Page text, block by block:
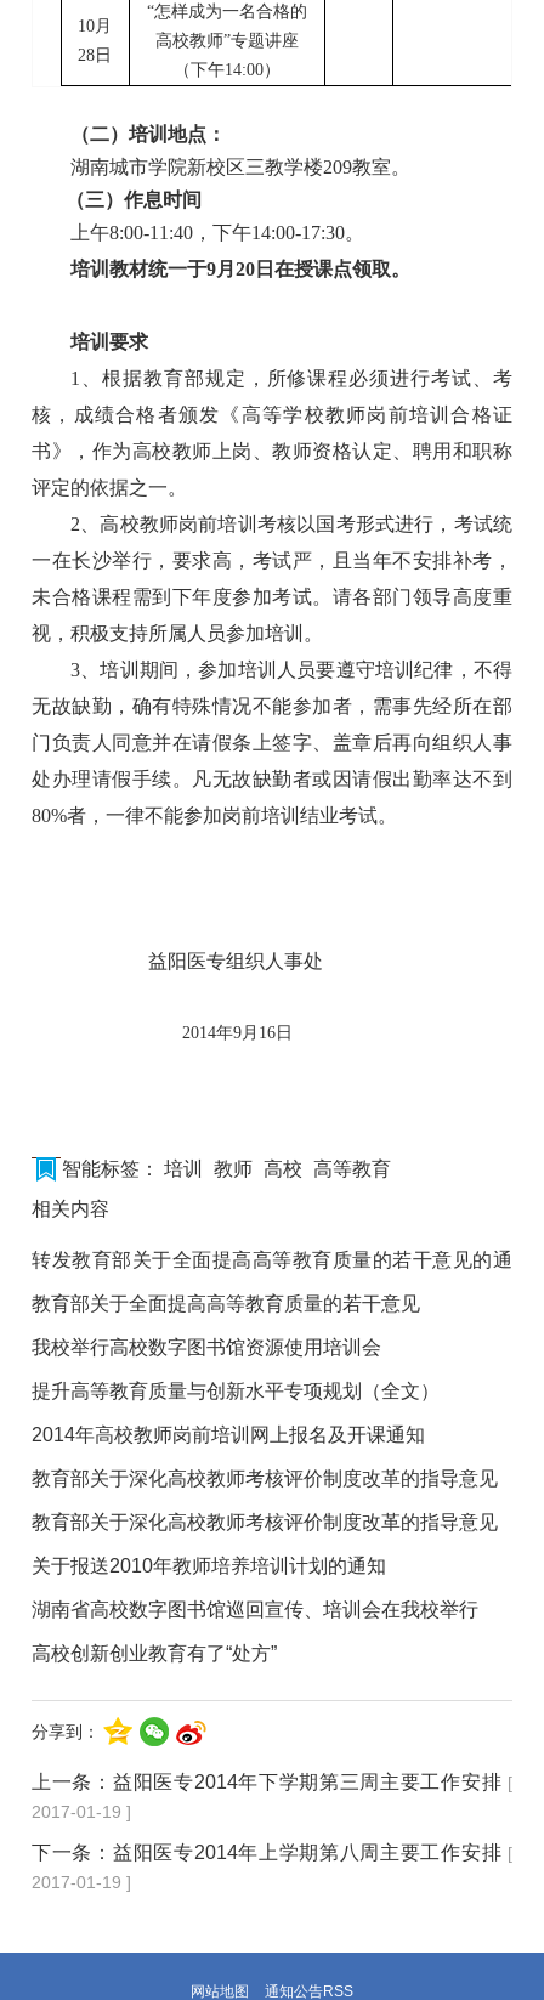
10 月
28日
“怎样成为一名合格的
高校教师”专题讲座
（下午14:00）
（二）培训地点：
湖南城市学院新校区三教学楼209教室。
（三）作息时间
上午8:00-11:40 ，下午14:00-17:30。
培训教材统一于9月20 日在授课点领取。
培训要求
1
、根据教育部规定，所修课程必须进行考试、考
核，成绩合格者颁发《高等学校教师岗前培训合格证
书》，作为高校教师上岗、教师资格认定、聘用和职称
评定的依据之一。
2 、高校教师岗前培训考核以国考形式进行，考试统
一在长沙举行，要求高，考试严，且当年不安排补考，
未合格课程需到下年度参加考试。请各部门领导高度重
视，积极支持所属人员参加培训。
3 、培训期间，参加培训人员要遵守培训纪律，不得
无故缺勤，确有特殊情况不能参加者，需事先经所在部
门负责人同意并在请假条上签字、盖章后再向组织人事
处办理请假手续。凡无故缺勤者或因请假出勤率达不到
80%者，一律不能参加岗前培训结业考试。
益阳医专组织人事处
2014年9月16日
智能标签： 培训 教师 高校 高等教育
相关内容
转发教育部关于全面提高高等教育质量的若干意见的通
知
教育部关于全面提高高等教育质量的若干意见
我校举行高校数字图书馆资源使用培训会
提升高等教育质量与创新水平专项规划（全文）
2014年高校教师岗前培训网上报名及开课通知
教育部关于深化高校教师考核评价制度改革的指导意见
教育部关于深化高校教师考核评价制度改革的指导意见
关于报送2010年教师培养培训计划的通知
湖南省高校数字图书馆巡回宣传、培训会在我校举行
高校创新创业教育有了“处方”
分享到：
上一条： 益阳医专2014年下学期第三周主要工作安排 [
2017-01-19 ]
下一条： 益阳医专2014年上学期第八周主要工作安排 [
2017-01-19 ]
网站地图 通知公告RSS